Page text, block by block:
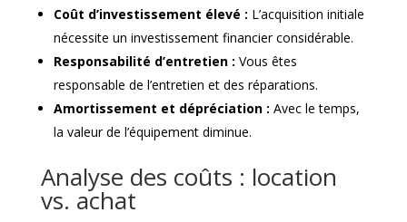
Coût d’investissement élevé : L’acquisition initiale
nécessite un investissement financier considérable.
Responsabilité d’entretien : Vous êtes
responsable de l’entretien et des réparations.
Amortissement et dépréciation : Avec le temps,
la valeur de l’équipement diminue.
Analyse des coûts : location
vs. achat